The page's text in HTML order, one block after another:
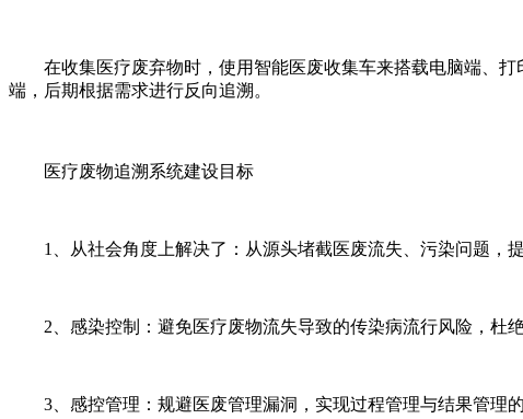
在收集医疗废弃物时，使用智能医废收集车来搭载电脑端、打
端，后期根据需求进行反向追溯。
医疗废物追溯系统建设目标
1、从社会角度上解决了：从源头堵截医废流失、污染问题，提
2、感染控制：避免医疗废物流失导致的传染病流行风险，杜绝
3、感控管理：规避医废管理漏洞，实现过程管理与结果管理的